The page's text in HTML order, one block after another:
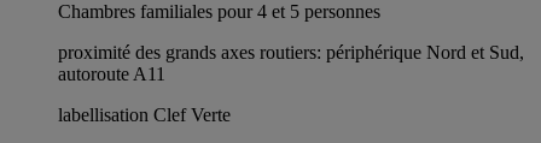
Chambres familiales pour 4 et 5 personnes
proximité des grands axes routiers: périphérique Nord et Sud,
autoroute A11
labellisation Clef Verte